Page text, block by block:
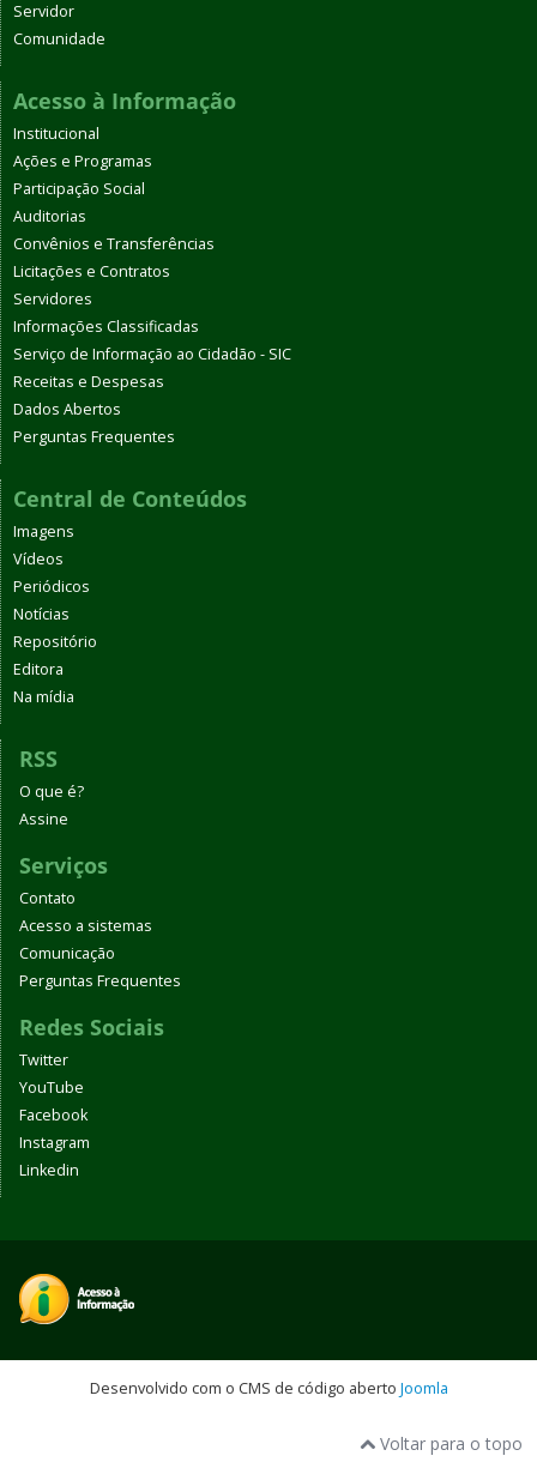
Servidor
Comunidade
Acesso à Informação
Institucional
Ações e Programas
Participação Social
Auditorias
Convênios e Transferências
Licitações e Contratos
Servidores
Informações Classificadas
Serviço de Informação ao Cidadão - SIC
Receitas e Despesas
Dados Abertos
Perguntas Frequentes
Central de Conteúdos
Imagens
Vídeos
Periódicos
Notícias
Repositório
Editora
Na mídia
RSS
O que é?
Assine
Serviços
Contato
Acesso a sistemas
Comunicação
Perguntas Frequentes
Redes Sociais
Twitter
YouTube
Facebook
Instagram
Linkedin
Desenvolvido com o CMS de código aberto Joomla
Voltar para o topo